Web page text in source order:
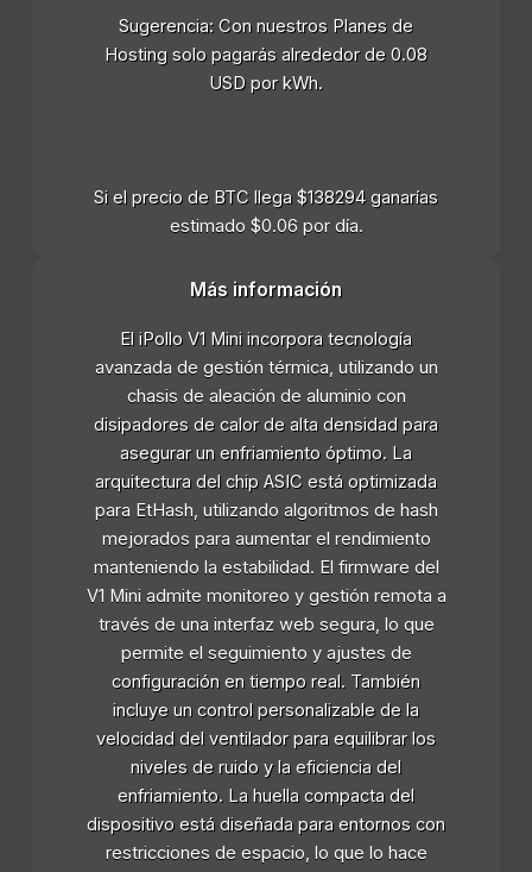
Sugerencia: Con nuestros Planes de
Hosting solo pagarás alrededor de 0.08
USD por kWh.
Si el precio de BTC llega $138294 ganarías
estimado $0.06 por día.
Más información
El iPollo V1 Mini incorpora tecnología
avanzada de gestión térmica, utilizando un
chasis de aleación de aluminio con
disipadores de calor de alta densidad para
asegurar un enfriamiento óptimo. La
arquitectura del chip ASIC está optimizada
para EtHash, utilizando algoritmos de hash
mejorados para aumentar el rendimiento
manteniendo la estabilidad. El firmware del
V1 Mini admite monitoreo y gestión remota a
través de una interfaz web segura, lo que
permite el seguimiento y ajustes de
configuración en tiempo real. También
incluye un control personalizable de la
velocidad del ventilador para equilibrar los
niveles de ruido y la eficiencia del
enfriamiento. La huella compacta del
dispositivo está diseñada para entornos con
restricciones de espacio, lo que lo hace